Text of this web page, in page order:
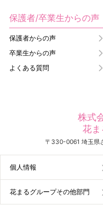
保護者/卒業生からの声
保護者からの声
卒業生からの声
よくある質問
株式
花
〒330-0061 埼玉県
個人情報
花まるグループその他部門